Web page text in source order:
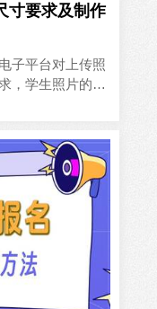
寸要求及制作
子平台对上传照
，学生照片的最